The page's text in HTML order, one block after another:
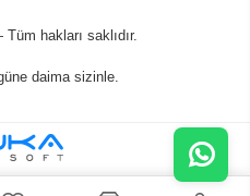
hakları saklıdır.
daima sizinle.